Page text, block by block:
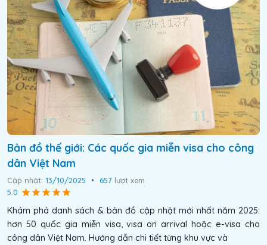
Bản đồ thế giới: Các quốc gia miễn visa cho công
dân Việt Nam
Cập nhật: 13/10/2025 • 657 lượt xem
5.0
Khám phá danh sách & bản đồ cập nhật mới nhất năm 2025:
hơn 50 quốc gia miễn visa, visa on arrival hoặc e-visa cho
công dân Việt Nam. Hướng dẫn chi tiết từng khu vực và